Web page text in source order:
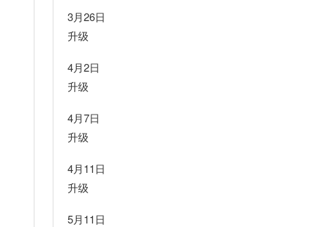
3月26日
升级
4月2日
升级
4月7日
升级
4月11日
升级
5月11日